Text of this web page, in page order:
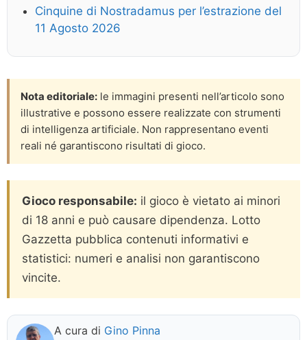
Cinquine di Nostradamus per l’estrazione del
11 Agosto 2026
Nota editoriale: le immagini presenti nell’articolo sono
illustrative e possono essere realizzate con strumenti
di intelligenza artificiale. Non rappresentano eventi
reali né garantiscono risultati di gioco.
Gioco responsabile: il gioco è vietato ai minori
di 18 anni e può causare dipendenza. Lotto
Gazzetta pubblica contenuti informativi e
statistici: numeri e analisi non garantiscono
vincite.
A cura di Gino Pinna